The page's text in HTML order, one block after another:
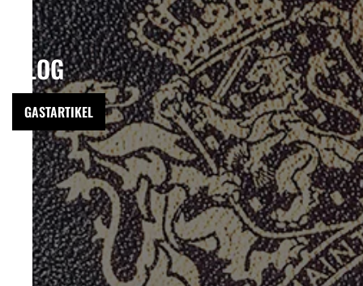
BLOG
GASTARTIKEL